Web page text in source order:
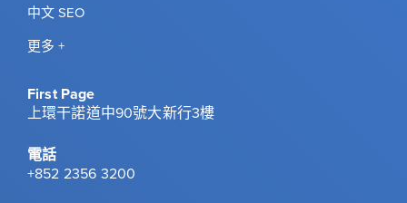
中文 SEO
更多 +
First Page
上環干諾道中90號大新行3樓
電話
+852 2356 3200